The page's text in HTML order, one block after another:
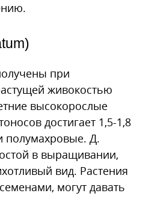
при
живокостью
высокорослые
достигает 1,5-1,8
полумахровые. Д.
в выращивании,
вид. Растения
могут давать